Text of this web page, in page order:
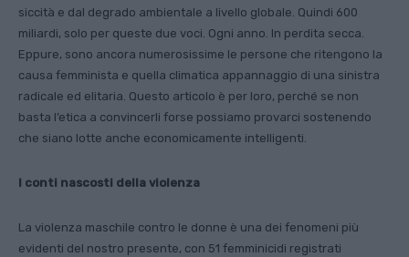
siccità e dal degrado ambientale a livello globale. Quindi 600
miliardi, solo per queste due voci. Ogni anno. In perdita secca.
Eppure, sono ancora numerosissime le persone che ritengono la
causa femminista e quella climatica appannaggio di una sinistra
radicale ed elitaria. Questo articolo è per loro, perché se non
basta l’etica a convincerli forse possiamo provarci sostenendo
che siano lotte anche economicamente intelligenti.
I conti nascosti della violenza
La violenza maschile contro le donne è una dei fenomeni più
evidenti del nostro presente, con 51 femminicidi registrati